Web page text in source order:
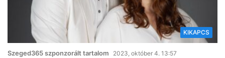
KIKAPCS
Szeged365 szponzorált tartalom 2023, október 4. 13:57